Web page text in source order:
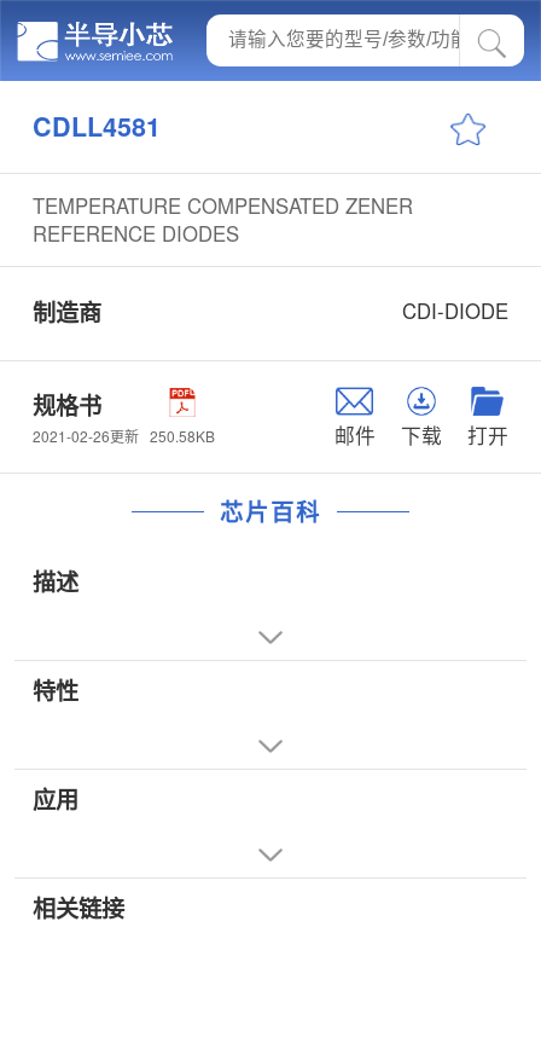
CDLL4581
TEMPERATURE COMPENSATED ZENER
REFERENCE DIODES
制造商 CDI-DIODE
规格书
2021-02-26更新 250.58KB 邮件 下载 打开
芯片百科
描述
特性
应用
相关链接